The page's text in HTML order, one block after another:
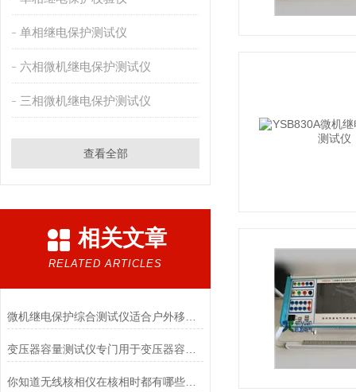
单相继电保护测试仪
六相微机继电保护测试仪
三相微机继电保护测试仪
查看全部
相关文章
RELATED ARTICLES
你知道无线核相仪在核相时都有哪些判断技巧吗？